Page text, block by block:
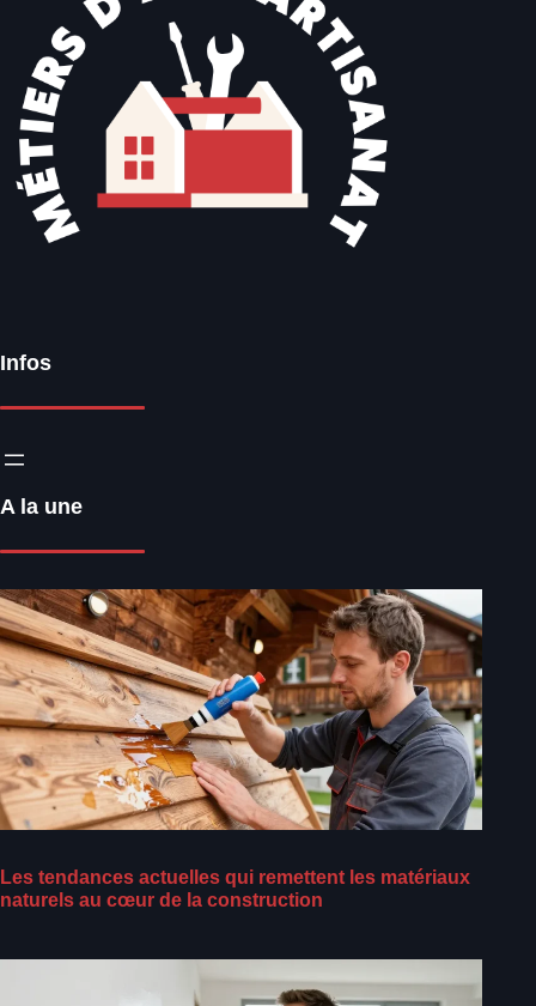
Infos
A la une
Les tendances actuelles qui remettent les matériaux
naturels au cœur de la construction